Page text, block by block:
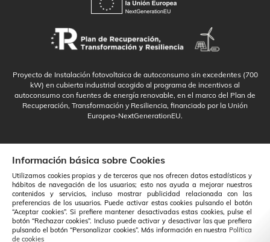
Proyecto de Instalación fotovoltaica de autoconsumo sin excedentes (700
kW) en cubierta industrial acogido al programa de incentivos al
autoconsumo con fuentes de energía renovable, en el marco del Plan de
Recuperación, Transformación y Resiliencia, financiado por la Unión
Europea-NextGenerationEU.
Información básica sobre Cookies
Utilizamos cookies propias y de terceros que nos ofrecen datos estadísticos y
hábitos de navegación de los usuarios; esto nos ayuda a mejorar nuestros
contenidos y servicios, incluso mostrar publicidad relacionada con las
preferencias de los usuarios. Puede activar estas cookies pulsando el botón
“Aceptar cookies”. Si prefiere mantener desactivadas estas cookies, pulse el
botón “Rechazar cookies”. Incluso puede activar y desactivar las que prefiera
pulsando el botón “Personalizar cookies”. Más información en nuestra Política
de cookies